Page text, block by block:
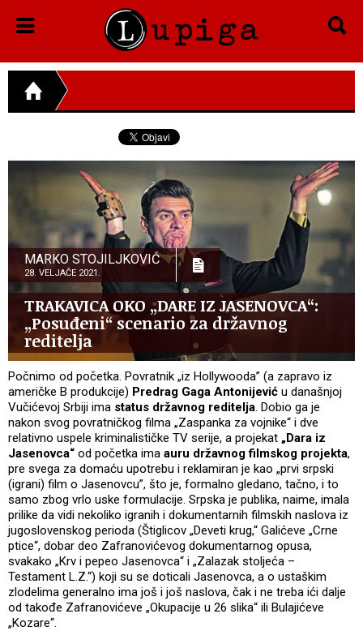
MARKO STOJILJKOVIĆ
28. VELJAČE 2021.
TRAKAVICA OKO „DARE IZ JASENOVCA“:
„Posuđeni“ scenario za državnog
reditelja
Počnimo od početka. Povratnik „iz Hollywooda” (a zapravo iz
američke B produkcije) Predrag Gaga Antonijević u današnjoj
Vučićevoj Srbiji ima status državnog reditelja. Dobio ga je
nakon svog povratničkog filma „Zaspanka za vojnike“ i dve
relativno uspele kriminalističke TV serije, a projekat „Dara iz
Jasenovca“ od početka ima auru državnog filmskog projekta,
pre svega za domaću upotrebu i reklamiran je kao „prvi srpski
(igrani) film o Jasenovcu”, što je, formalno gledano, tačno, i to
samo zbog vrlo uske formulacije. Srpska je publika, naime, imala
prilike da vidi nekoliko igranih i dokumentarnih filmskih naslova iz
jugoslovenskog perioda (Štiglicov „Deveti krug,“ Galićeve „Crne
ptice“, dobar deo Zafranovićevog dokumentarnog opusa,
svakako „Krv i pepeo Jasenovca“ i „Zalazak stoljeća –
Testament L.Z.“) koji su se doticali Jasenovca, a o ustaškim
zlodelima generalno ima još i još naslova, čak i ne treba ići dalje
od takođe Zafranovićeve „Okupacije u 26 slika“ ili Bulajićeve
„Kozare“.